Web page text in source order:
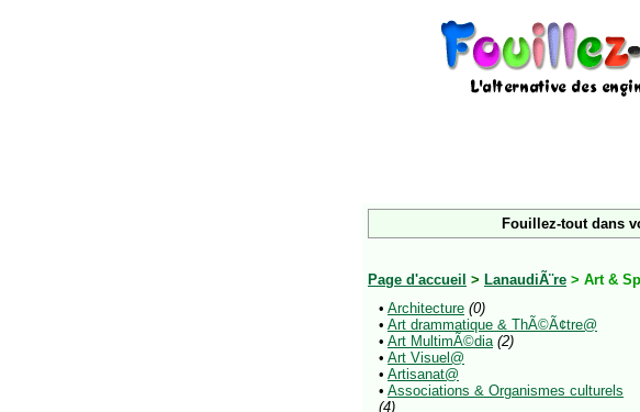
Fouillez-tout dans
Page d'accueil > LanaudiÃ¨re > Art &
• Architecture (0)
• Art drammatique & ThÃ©Ã¢tre@
• Art MultimÃ©dia (2)
• Art Visuel@
• Artisanat@
• Associations & Organismes culturels
(4)